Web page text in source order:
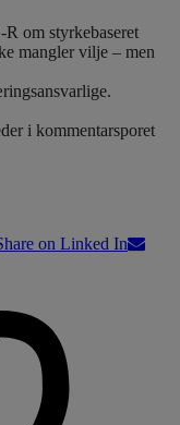
om styrkebaseret
mangler vilje – men
i kommentarsporet
on Linked In